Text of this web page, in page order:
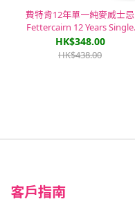
費特肯12年單一純麥威士忌
Fettercairn 12 Years Single
Malt Whisky
HK$348.00
HK$438.00
客戶指南